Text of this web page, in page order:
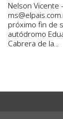
Nelson Vicente
próximo fin de
autódromo
Cabrera de la...